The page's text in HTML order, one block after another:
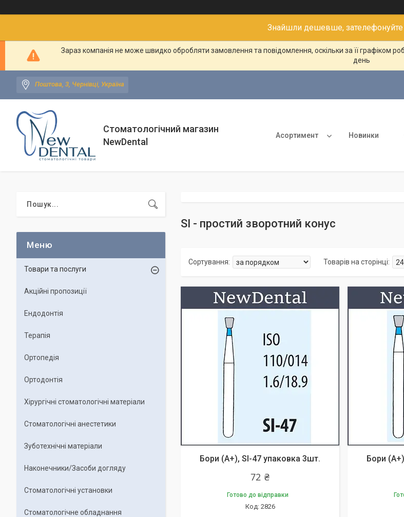
Знайшли дешевше,
Зараз компанія не може швидко обробляти замовлення та повідомлення, оскільки за її графіком
день
Поштова, 3, Чернівці, Україна
Стоматологічний магазин
NewDental
Асортимент Новинки
SI - простий зворотний конус
Бори (A+), SI-47 упаковка 3шт.
72 ₴
Готово до відправки
2826
Бори
Товари та послуги
Акційні пропозиції
Ендодонтія
Терапія
Ортопедія
Ортодонтія
Хірургічні стоматологічні матеріали
Стоматологічні анестетики
Зуботехнічні матеріали
Наконечники/Засоби догляду
Стоматологічні установки
Стоматологічне обладнання